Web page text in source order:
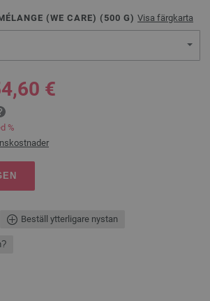
(WE CARE) ( 500 G) Visa färgkarta
€
%
Beställ ytterligare nystan